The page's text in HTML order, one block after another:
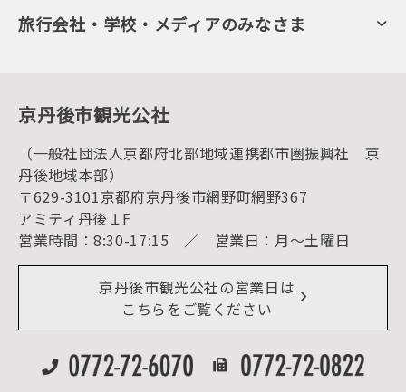
フルーツ
美術館・資料館
観光
海水浴
キャンプ
お宿探し
宿泊・日帰り予約（空室検索）
予約照会・予約キャンセル
宿泊施設一覧（お宿比較ページ）
アクセス
お知らせ
イベント情報
デジタル観光パンフレット
リアルタイム道路情報
よくある質問
KTAニュースレター
会員加入・会員情報（会員規程）
旅行会社・学校・メディアのみなさま
プレスリリース
京丹後市観光公社
（一般社団法人京都府北部地域連携都市圏振興社 京
丹後地域本部）
〒629-3101京都府京丹後市網野町網野367
アミティ丹後１F
営業時間：8:30-17:15 ／ 営業日：月～土曜日
京丹後市観光公社の営業日は
こちらをご覧ください